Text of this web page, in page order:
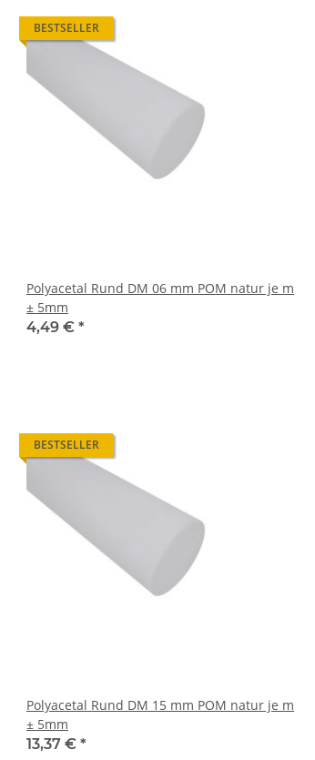
BESTSELLER
Polyacetal Rund DM 06 mm POM natur je m
± 5mm
4,49 € *
BESTSELLER
Polyacetal Rund DM 15 mm POM natur je m
± 5mm
13,37 € *